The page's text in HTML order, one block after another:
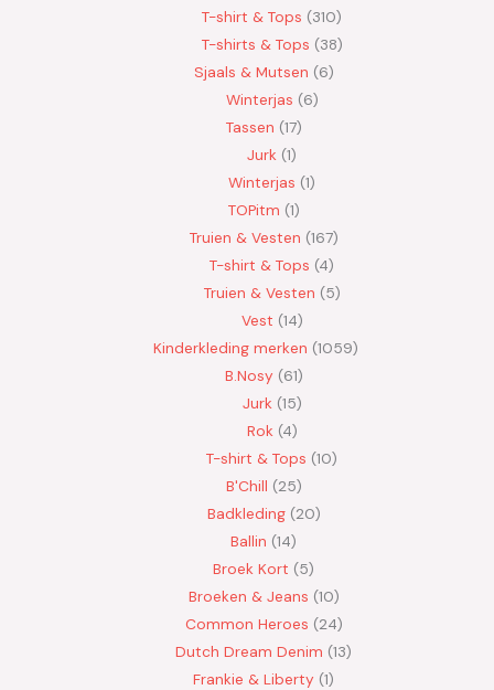
T-shirt & Tops 310
T-shirts & Tops 38
Sjaals & Mutsen 6
Winterjas 6
Tassen 17
Jurk 1
Winterjas 1
TOPitm 1
Truien & Vesten 167
T-shirt & Tops 4
Truien & Vesten 5
Vest 14
Kinderkleding merken 1059
B.Nosy 61
Jurk 15
Rok 4
T-shirt & Tops 10
B'Chill 25
Badkleding 20
Ballin 14
Broek Kort 5
Broeken & Jeans 10
Common Heroes 24
Dutch Dream Denim 13
Frankie & Liberty 1